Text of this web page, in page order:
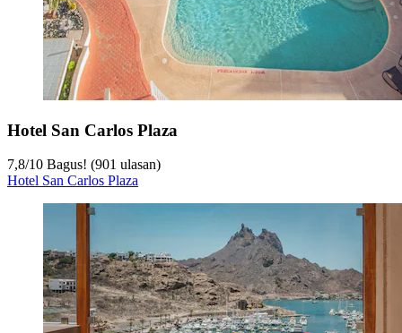
Hotel San Carlos Plaza
7,8/10 Bagus! (901 ulasan)
Hotel San Carlos Plaza